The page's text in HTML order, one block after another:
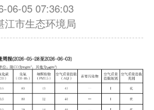
06-05 07:36:03
江市生态环境局